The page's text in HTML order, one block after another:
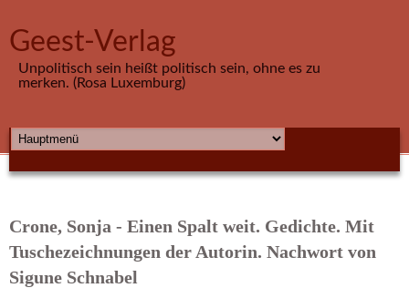
Geest-Verlag
Unpolitisch sein heißt politisch sein, ohne es zu
merken. (Rosa Luxemburg)
HAUPTMENÜ
Crone, Sonja - Einen Spalt weit. Gedichte. Mit
Tuschezeichnungen der Autorin. Nachwort von
Sigune Schnabel